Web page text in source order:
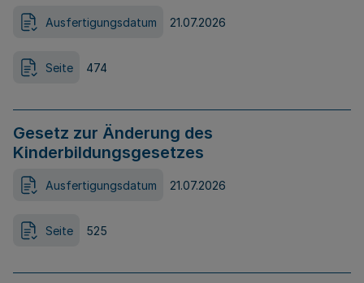
Ausfertigungsdatum 21.07.2026
Seite 474
Gesetz zur Änderung des
Kinderbildungsgesetzes
Ausfertigungsdatum 21.07.2026
Seite 525